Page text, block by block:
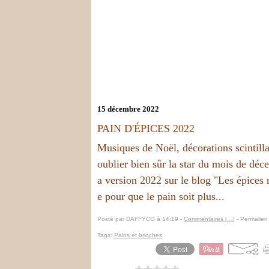
15 décembre 2022
PAIN D'ÉPICES 2022
Musiques de Noël, décorations
oublier bien sûr la star du mois de
a version 2022 sur le blog "Les
e pour que le pain soit plus...
Posté par DAFFYCO à 14:19 - Commentaires [ ] - Permalien
Tags: Pains et brioches